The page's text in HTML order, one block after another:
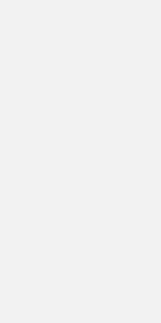
株式会社お
ります。
き、第三者
相談された
る取扱説明